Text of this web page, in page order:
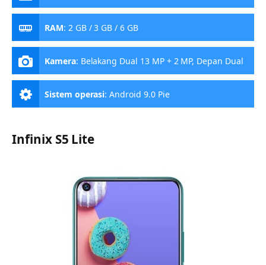
RAM: 2 GB / 3 GB / 6 GB
Kamera: Belakang Dual 13 MP + 2 MP, Depan Dual
13 MP + 2 MP
Sistem operasi:Android 9.0 Pie
Infinix S5 Lite